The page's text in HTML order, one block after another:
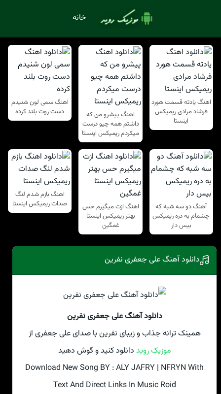
خانه
اهنگ یادته قسمت هورد
فرشاد مرادی ریمیکس
اینستا
اهنگ پیشرو من که
داشتم همه چیو درست
میکردم ریمیکس اینستا
اهنگ سمی لون شنیدم
دست روت بلند کرده
آهنگ دو سه شبه که
چشمام به دره ریمیکس
بیس دار
اهنگ ازت میگیرم حس
بهتر ریمیکس اینستا
غمگین
اهنگ بازم شدم لنگ
صدات ریمیکس اینستا
دانلود آهنگ علی جعفری نفرین
دانلود آهنگ علی جعفری نفرین
همینک ترانه جذاب و زیبای نفرین با صدای علی جعفری از
موزیک روید دانلود کنید و گوش دهید
Download New Song BY : ALY JAFRY | NFRYN With
Text And Direct Links In Music Roid